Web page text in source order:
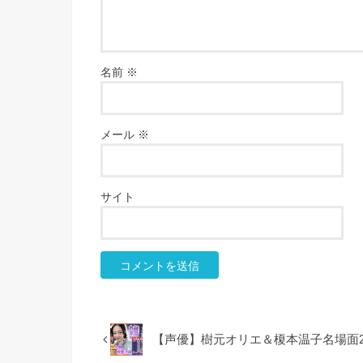
名前 ※
メール ※
サイト
【声優】樹元オリエ＆榎本温子名場面